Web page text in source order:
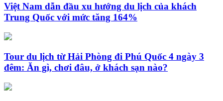
Việt Nam dẫn đầu xu hướng du lịch của khách
Trung Quốc với mức tăng 164%
Tour du lịch từ Hải Phòng đi Phú Quốc 4 ngày 3
đêm: Ăn gì, chơi đâu, ở khách sạn nào?